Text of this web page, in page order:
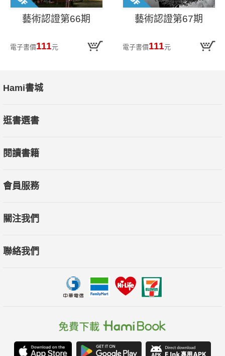
藝術認證第66期
電子書價111元
藝術認證第67期
電子書價111元
Hami書城
逛書選書
閱讀書籍
會員服務
關注我們
聯絡我們